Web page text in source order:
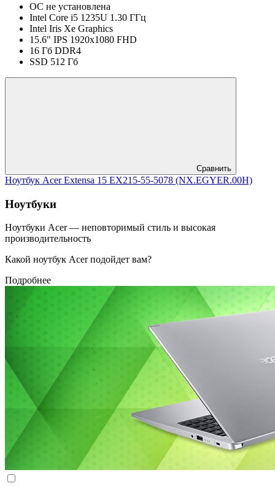
ОС не установлена
Intel Core i5 1235U 1.30 ГГц
Intel Iris Xe Graphics
15.6" IPS 1920x1080 FHD
16 Гб DDR4
SSD 512 Гб
Сравнить
Ноутбук Acer Extensa 15 EX215-55-5078 (NX.EGYER.00H)
Ноутбуки
Ноутбуки Acer — неповторимый стиль и высокая
производительность
Какой ноутбук Acer подойдет вам?
Подробнее